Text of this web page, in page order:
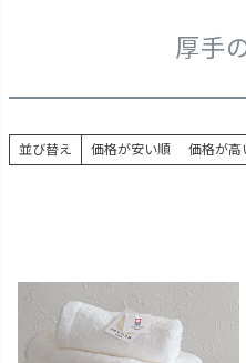
厚手
並び替え 価格が安い順 価格が高